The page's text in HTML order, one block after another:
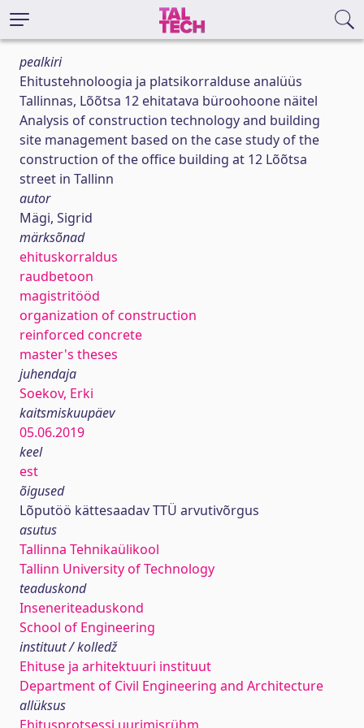
pealkiri
Ehitustehnoloogia ja platsikorralduse analüüs
Tallinnas, Lõõtsa 12 ehitatava büroohoone näitel
Analysis of construction technology and building
site management based on the case study of the
construction of the office building at 12 Lõõtsa
street in Tallinn
autor
Mägi, Sigrid
märksõnad
ehituskorraldus
raudbetoon
magistritööd
organization of construction
reinforced concrete
master's theses
juhendaja
Soekov, Erki
kaitsmiskuupäev
05.06.2019
keel
est
õigused
Lõputöö kättesaadav TTÜ arvutivõrgus
asutus
Tallinna Tehnikaülikool
Tallinn University of Technology
teaduskond
Inseneriteaduskond
School of Engineering
instituut / kolledž
Ehituse ja arhitektuuri instituut
Department of Civil Engineering and Architecture
allüksus